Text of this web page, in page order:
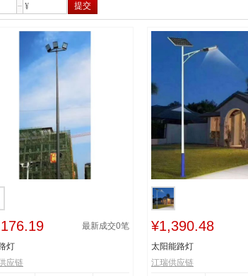
¥ 提交
最新成交0笔
灯
应链
¥1,390.48
太阳能路灯
江瑞供应链